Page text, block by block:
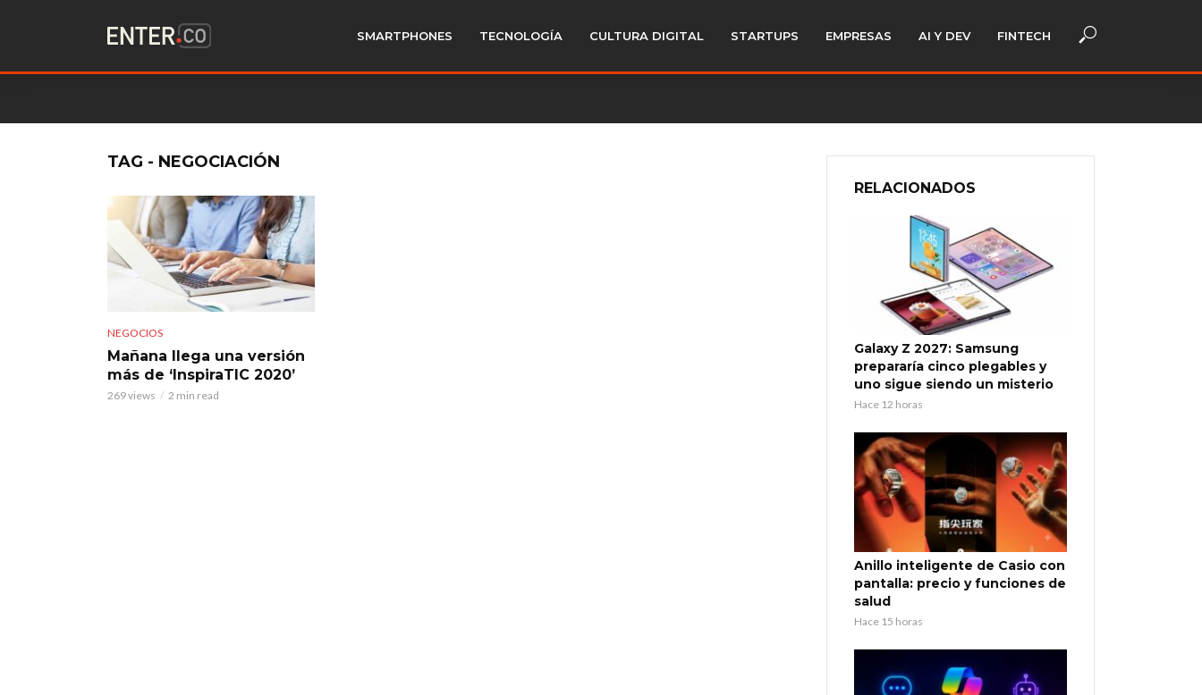
SMARTPHONES TECNOLOGÍA CULTURA DIGITAL STARTUPS EMPRESAS AI Y DEV FINTECH
TAG - NEGOCIACIÓN
NEGOCIOS
Mañana llega una versión
más de ‘InspiraTIC 2020’
269 views 2 min read
RELACIONADOS
Galaxy Z 2027: Samsung
prepararía cinco plegables y
uno sigue siendo un misterio
Hace 12 horas
Anillo inteligente de Casio con
pantalla: precio y funciones de
salud
Hace 15 horas